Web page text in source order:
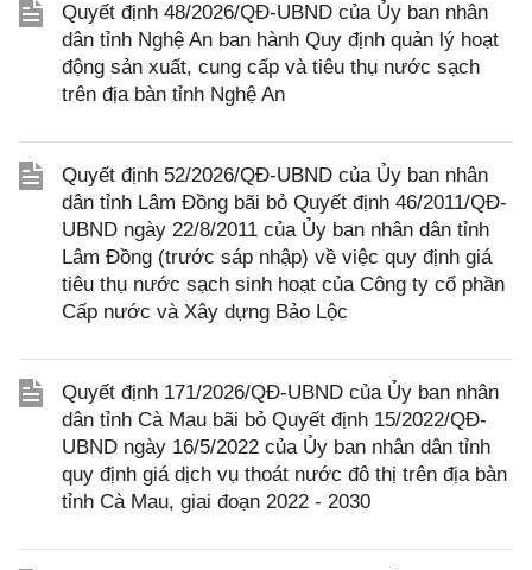
Quyết định 48/2026/QĐ-UBND của Ủy ban nhân
dân tỉnh Nghệ An ban hành Quy định quản lý hoạt
động sản xuất, cung cấp và tiêu thụ nước sạch
trên địa bàn tỉnh Nghệ An
Quyết định 52/2026/QĐ-UBND của Ủy ban nhân
dân tỉnh Lâm Đồng bãi bỏ Quyết định 46/2011/QĐ-
UBND ngày 22/8/2011 của Ủy ban nhân dân tỉnh
Lâm Đồng (trước sáp nhập) về việc quy định giá
tiêu thụ nước sạch sinh hoạt của Công ty cổ phần
Cấp nước và Xây dựng Bảo Lộc
Quyết định 171/2026/QĐ-UBND của Ủy ban nhân
dân tỉnh Cà Mau bãi bỏ Quyết định 15/2022/QĐ-
UBND ngày 16/5/2022 của Ủy ban nhân dân tỉnh
quy định giá dịch vụ thoát nước đô thị trên địa bàn
tỉnh Cà Mau, giai đoạn 2022 - 2030